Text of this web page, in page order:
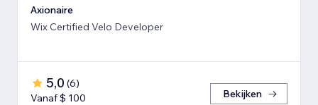
Axionaire
Wix Certified Velo Developer
5,0 (6)
Vanaf $ 100
Bekijken